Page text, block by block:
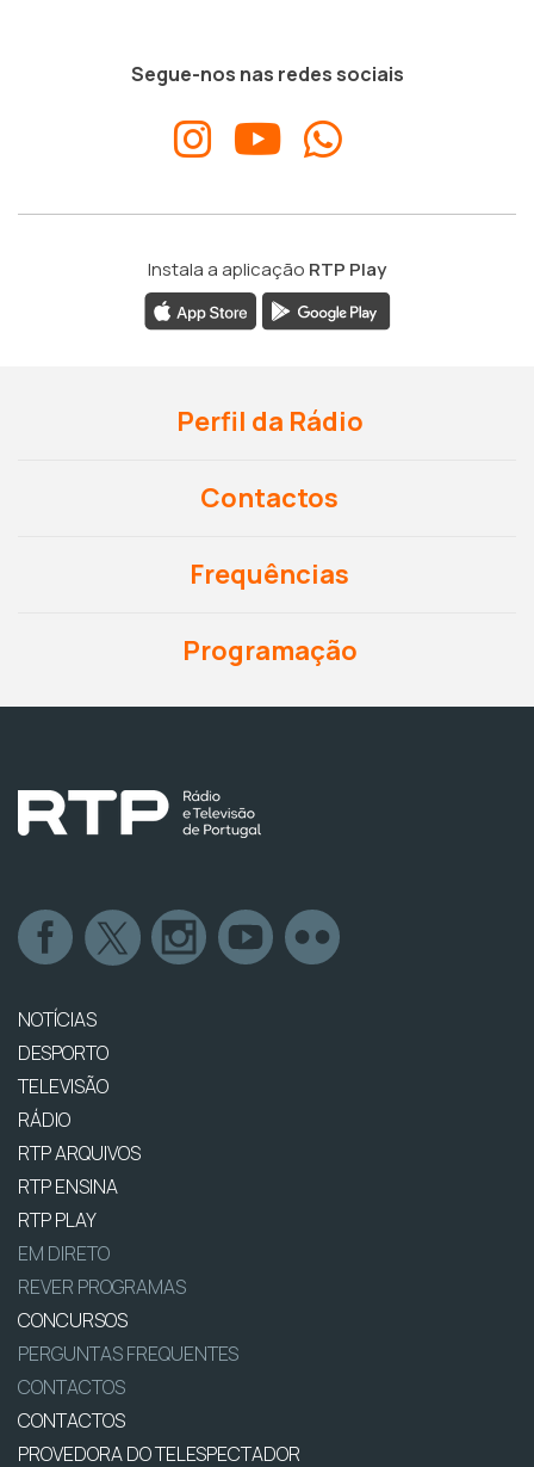
Segue-nos nas redes sociais
Instala a aplicação RTP Play
Perfil da Rádio
Contactos
Frequências
Programação
NOTÍCIAS
DESPORTO
TELEVISÃO
RÁDIO
RTP ARQUIVOS
RTP ENSINA
RTP PLAY
EM DIRETO
REVER PROGRAMAS
CONCURSOS
PERGUNTAS FREQUENTES
CONTACTOS
CONTACTOS
PROVEDORA DO TELESPECTADOR